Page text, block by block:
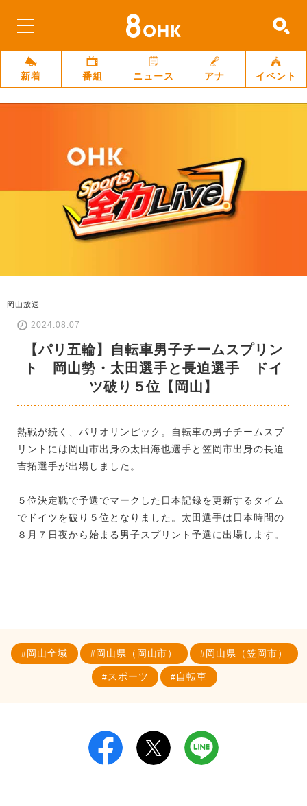
新着 番組 ニュース アナ イベント
岡山放送
2024.08.07
【パリ五輪】自転車男子チームスプリン
ト 岡山勢・太田選手と長迫選手 ドイ
ツ破り５位【岡山】
熱戦が続く、パリオリンピック。自転車の男子チームスプ
リントには岡山市出身の太田海也選手と笠岡市出身の長迫
吉拓選手が出場しました。
５位決定戦で予選でマークした日本記録を更新するタイム
でドイツを破り５位となりました。太田選手は日本時間の
８月７日夜から始まる男子スプリント予選に出場します。
岡山全域 岡山県（岡山市） 岡山県（笠岡市）
スポーツ 自転車